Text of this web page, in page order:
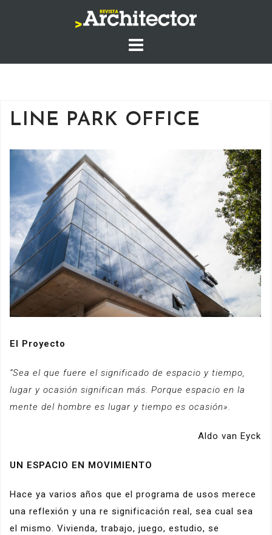
LINE PARK OFFICE
El Proyecto
“Sea el que fuere el significado de espacio y tiempo,
lugar y ocasión significan más. Porque espacio en la
mente del hombre es lugar y tiempo es ocasión».
Aldo van Eyck
UN ESPACIO EN MOVIMIENTO
Hace ya varios años que el programa de usos merece
una reflexión y una re significación real, sea cual sea
el mismo. Vivienda, trabajo, juego, estudio, se